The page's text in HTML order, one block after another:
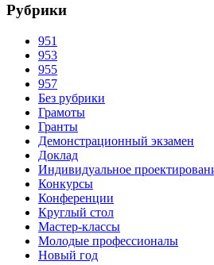
Рубрики
951
953
955
957
Без рубрики
Грамоты
Гранты
Демонстрационный экзамен
Доклад
Индивидуальное
Конкурсы
Конференции
Круглый стол
Мастер-классы
Молодые профессионалы
Новый год